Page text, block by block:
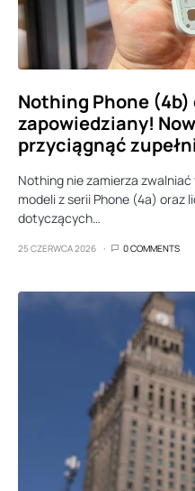
Nothing Phone
zapowiedziany!
przyciągnąć
Nothing nie zamierza
modeli z serii Phone (4a) oraz
dotyczących…
25 CZERWCA 2026 0 COMMENTS